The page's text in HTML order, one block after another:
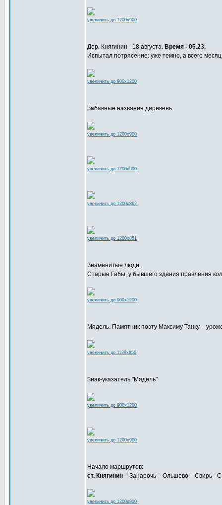
увеличить до 1200x900
Дер. Княгинин - 18 августа. Время - 05.23.
Испытал потрясение: уже темно, а всего
увеличить до 900x1200
Забавные названия деревень
увеличить до 1200x900
увеличить до 1200x900
увеличить до 1200x862
увеличить до 1200x851
Знаменитые люди.
Старые Габы, у бывшего здания правления
увеличить до 900x1200
Мядель. Памятник поэту Максиму Танку –
увеличить до 1129x856
Знак-указатель "Мядель"
увеличить до 900x1200
увеличить до 1200x900
Начало маршрутов:
ст. Княгинин – Занарочь – Ольшево – Свирь -
увеличить до 1200x900